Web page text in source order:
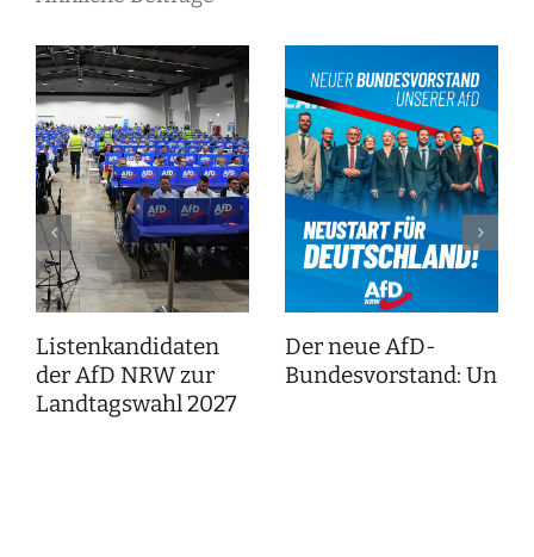
Listenkandidaten
der AfD NRW zur
Landtagswahl 2027
Der neue AfD-
Bundesvorstand: